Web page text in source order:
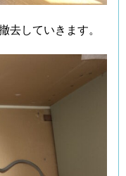
去していきます。